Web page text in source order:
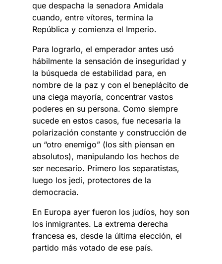
que despacha la senadora Amidala
cuando, entre vítores, termina la
República y comienza el Imperio.
Para lograrlo, el emperador antes usó
hábilmente la sensación de inseguridad y
la búsqueda de estabilidad para, en
nombre de la paz y con el beneplácito de
una ciega mayoría, concentrar vastos
poderes en su persona. Como siempre
sucede en estos casos, fue necesaria la
polarización constante y construcción de
un “otro enemigo” (los sith piensan en
absolutos), manipulando los hechos de
ser necesario. Primero los separatistas,
luego los jedi, protectores de la
democracia.
En Europa ayer fueron los judíos, hoy son
los inmigrantes. La extrema derecha
francesa es, desde la última elección, el
partido más votado de ese país.